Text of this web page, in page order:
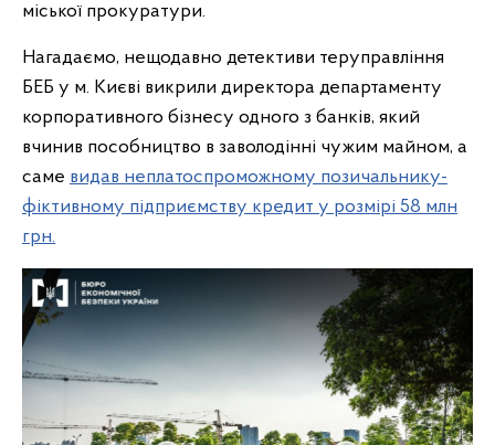
міської прокуратури.
Нагадаємо, нещодавно детективи теруправління
БЕБ у м. Києві викрили директора департаменту
корпоративного бізнесу одного з банків, який
вчинив пособництво в заволодінні чужим майном, а
саме видав неплатоспроможному позичальнику-
фіктивному підприємству кредит у розмірі 58 млн
грн.